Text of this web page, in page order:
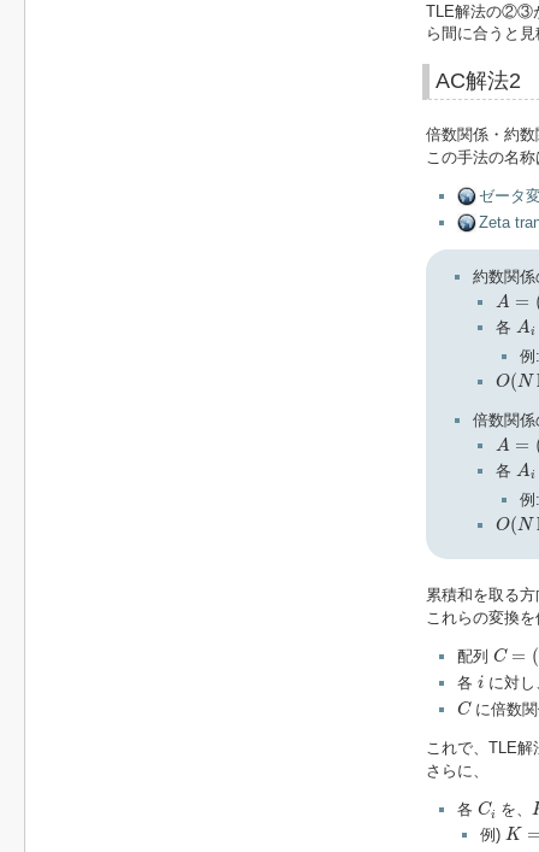
TLE解法の②③
ら間に合うと
AC解法2
倍数関係・約
この手法の名
ゼータ
Zeta
約数関
A =
A
各 Ai
A
O( N
O( N
倍数関
A =
A
各 A i
A
O( N
O( N
累積和を取る
これらの変換
配列 C = (
C= C
各 iに対し
C
Cに倍数関
これで、TLE
さらに、
各 Ci
Ci を、
例) K
K=